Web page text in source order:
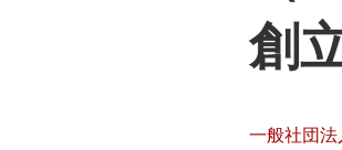
創
一般社団法